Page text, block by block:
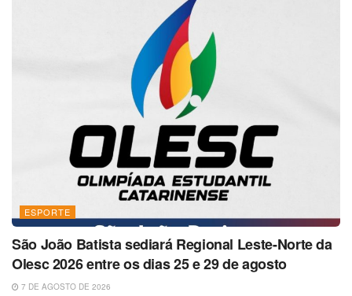
ESPORTE
São João Batista sediará Regional Leste-Norte da
Olesc 2026 entre os dias 25 e 29 de agosto
7 DE AGOSTO DE 2026